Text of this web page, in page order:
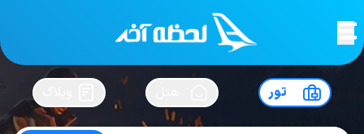
لحظه آخرسفرت رو بساز !
تور